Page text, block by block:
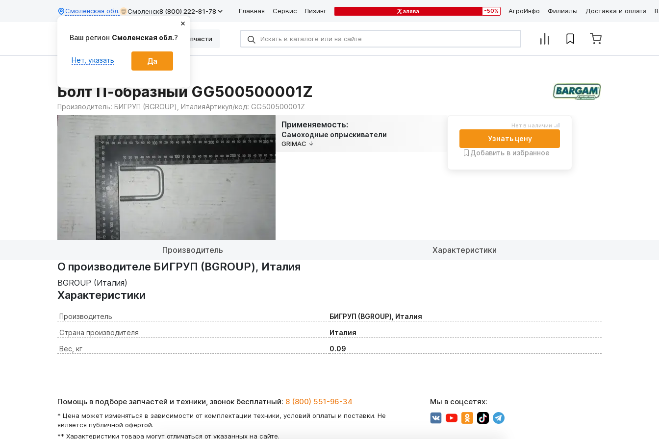
Смоленская обл. Смоленск8 (800) 222-81-78 Главная Сервис Лизинг -50% АгроИнфо Филиалы Доставка и оплата
Каталог Запчасти
Болт П-образный GG500500001Z
Производитель: БИГРУП (BGROUP), ИталияАртикул/код: GG500500001Z
Применяемость:
Самоходные опрыскиватели
GRIMAC
Нет в наличии
Узнать цену
Добавить в избранное
Производитель Характеристики
О производителе БИГРУП (BGROUP), Италия
BGROUP (Италия)
Характеристики
Производитель
БИГРУП (BGROUP), Италия
Страна производителя
Италия
Вес, кг
0.09
Помощь в подборе запчастей и техники, звонок бесплатный: 8 (800) 551-96-34
* Цена может изменяться в зависимости от комплектации техники, условий оплаты и поставки. Не
является публичной офертой.
** Характеристики товара могут отличаться от указанных на сайте.
Мы в соцсетях:
Ваш регион Смоленская обл.?
Нет, указать Да